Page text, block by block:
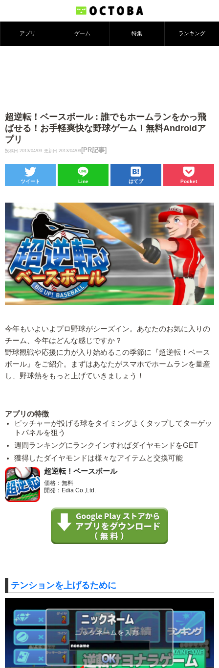
アプリ ゲーム 特集 ランキング
超逆転！ベースボール : 誰でもホームランをかっ飛
ばせる！お手軽爽快な野球ゲーム！無料Androidア
プリ
投稿日:2013/04/09 更新日:2013/04/09 [PR記事]
ツイート Line はてブ Pocket
今年もいよいよプロ野球がシーズイン。あなたのお気に入りの
チーム、今年はどんな感じですか？
野球観戦や応援に力が入り始めるこの季節に『超逆転！ベース
ボール』をご紹介。まずはあなたがスマホでホームランを量産
し、野球熱をもっと上げていきましょう！
アプリの特徴
ピッチャーが投げる球をタイミングよくタップしてターゲッ
トパネルを狙う
週間ランキングにランクインすればダイヤモンドをGET
獲得したダイヤモンドは様々なアイテムと交換可能
超逆転！ベースボール
価格：無料
開発：Edia Co.,Ltd.
テンションを上げるために